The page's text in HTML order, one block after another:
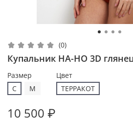
(0)
Купальник НА-НО 3D
Размер
С
M
Цвет
ТЕРРАКОТ
10 500 ₽